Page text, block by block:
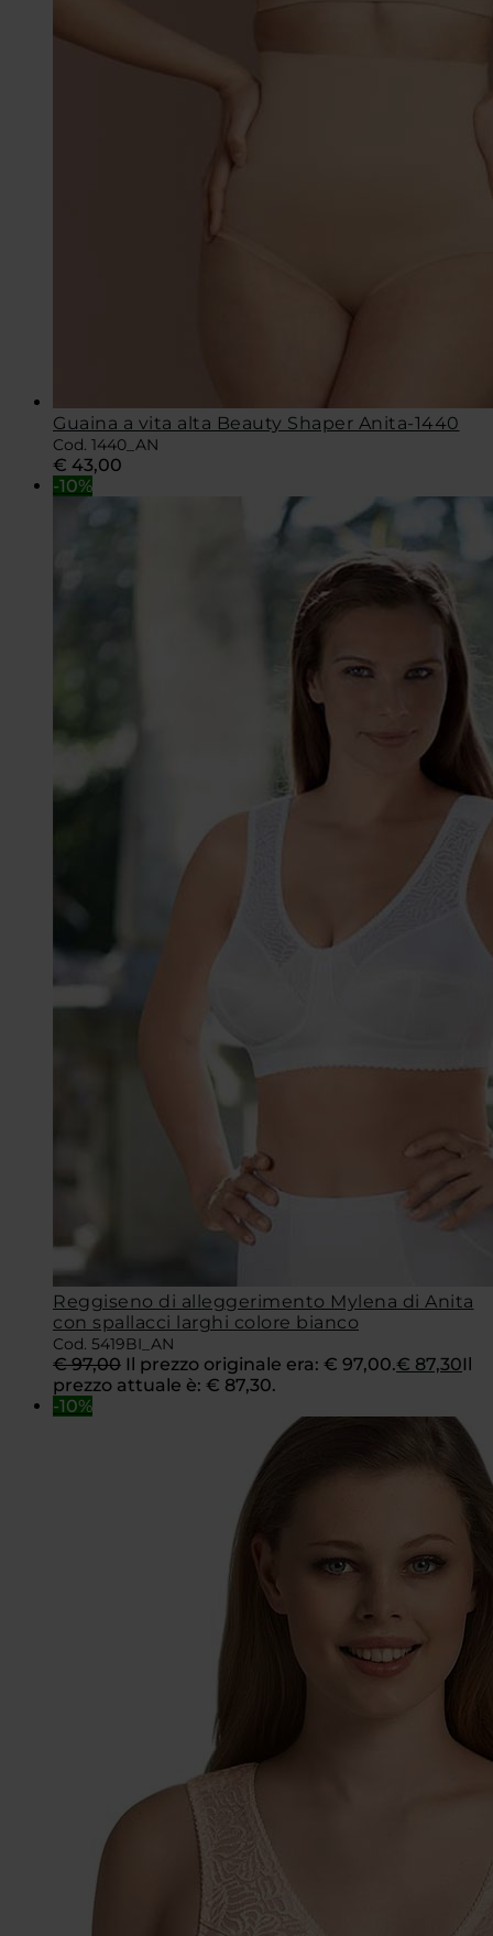
Guaina a vita alta Beauty Shaper Anita-1440
Cod. 1440_AN
€ 43,00
-10%
Reggiseno di alleggerimento Mylena di Anita
con spallacci larghi colore bianco
Cod. 5419BI_AN
€97,00 Il prezzo originale era: € 97,00.€ 87,30Il
prezzo attuale è: € 87,30.
-10%